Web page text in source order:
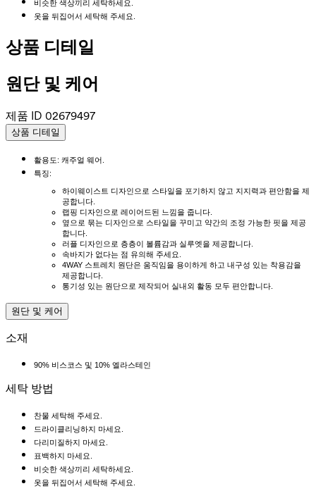
비슷한 색상끼리 세탁하세요.
옷을 뒤집어서 세탁해 주세요.
상품 디테일
원단 및 케어
제품 ID 02679497
상품 디테일
활용도: 캐주얼 웨어.
특징:
하이웨이스트 디자인으로 스타일을 포기하지 않고 지지력과 편안함을 제
공합니다.
랩핑 디자인으로 레이어드된 느낌을 줍니다.
옆으로 묶는 디자인으로 스타일을 꾸미고 약간의 조정 가능한 핏을 제공
합니다.
러플 디자인으로 층층이 볼륨감과 실루엣을 제공합니다.
속바지가 없다는 점 유의해 주세요.
4WAY 스트레치 원단은 움직임을 용이하게 하고 내구성 있는 착용감을
제공합니다.
통기성 있는 원단으로 제작되어 실내외 활동 모두 편안합니다.
원단 및 케어
소재
90% 비스코스 및 10% 엘라스테인
세탁 방법
찬물 세탁해 주세요.
드라이클리닝하지 마세요.
다리미질하지 마세요.
표백하지 마세요.
비슷한 색상끼리 세탁하세요.
옷을 뒤집어서 세탁해 주세요.